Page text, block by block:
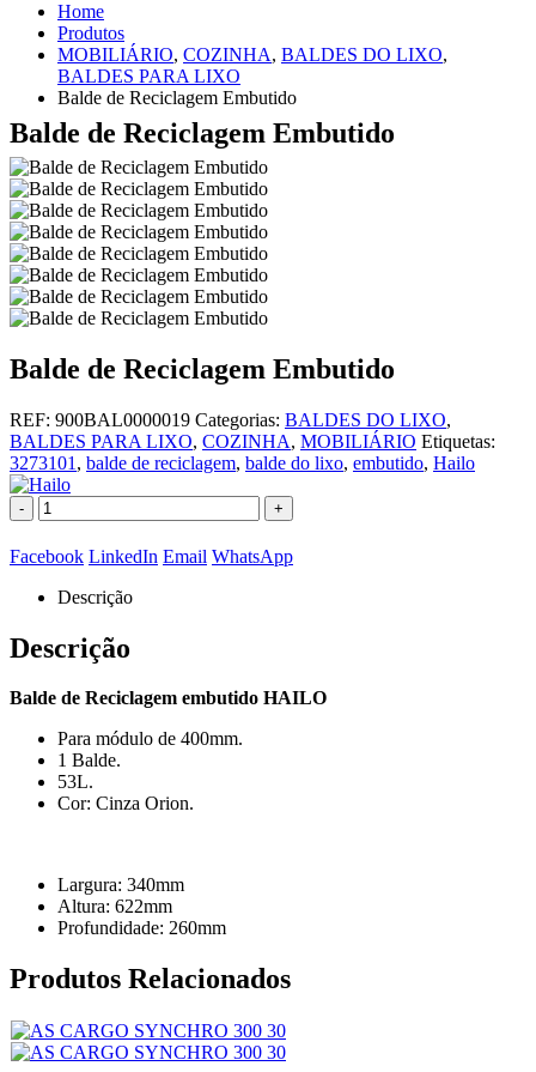
Home
Produtos
MOBILIÁRIO, COZINHA, BALDES DO LIXO,
BALDES PARA LIXO
Balde de Reciclagem Embutido
Balde de Reciclagem Embutido
Balde de Reciclagem Embutido
REF: 900BAL0000019 Categorias: BALDES DO LIXO,
BALDES PARA LIXO, COZINHA, MOBILIÁRIO Etiquetas:
3273101 , balde de reciclagem, balde do lixo, embutido, Hailo
- +
Facebook LinkedIn Email WhatsApp
Descrição
Descrição
Balde de Reciclagem embutido HAILO
Para módulo de 400mm.
1 Balde.
53L.
Cor: Cinza Orion.
Largura: 340mm
Altura: 622mm
Profundidade: 260mm
Produtos Relacionados